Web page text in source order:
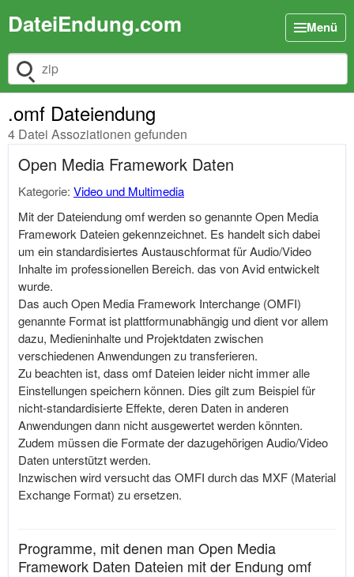
DateiEndung.com Menü
Dateiendung suchen
.omf Dateiendung
4 Datei Assoziationen gefunden
Open Media Framework Daten
Kategorie: Video und Multimedia
Mit der Dateiendung omf werden so genannte Open Media
Framework Dateien gekennzeichnet. Es handelt sich dabei
um ein standardisiertes Austauschformat für Audio/Video
Inhalte im professionellen Bereich. das von Avid entwickelt
wurde.
Das auch Open Media Framework Interchange (OMFI)
genannte Format ist plattformunabhängig und dient vor allem
dazu, Medieninhalte und Projektdaten zwischen
verschiedenen Anwendungen zu transferieren.
Zu beachten ist, dass omf Dateien leider nicht immer alle
Einstellungen speichern können. Dies gilt zum Beispiel für
nicht-standardisierte Effekte, deren Daten in anderen
Anwendungen dann nicht ausgewertet werden könnten.
Zudem müssen die Formate der dazugehörigen Audio/Video
Daten unterstützt werden.
Inzwischen wird versucht das OMFI durch das MXF (Material
Exchange Format) zu ersetzen.
Programme, mit denen man Open Media
Framework Daten Dateien mit der Endung omf